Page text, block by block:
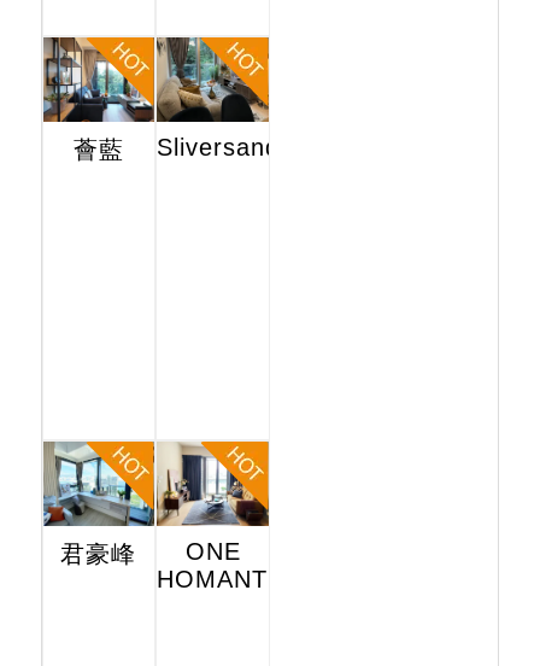
薈藍 Sliversands
君豪峰
ONE
HOMANTIN